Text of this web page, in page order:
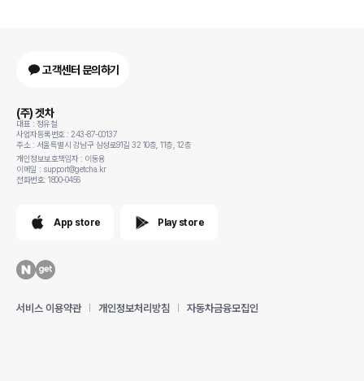
고객센터 문의하기
(주) 겟차
대표 : 정유철
사업자등록번호 : 243-87-00137
주소 : 서울특별시 강남구 삼성로91길 32 10층, 11층, 12층
개인정보보호책임자 : 이동용
이메일 : support@getcha.kr
전화번호: 1800-0456
App store Play store
서비스 이용약관 개인정보처리방침 자동차금융모집인